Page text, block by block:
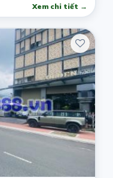
Xem chi tiết →